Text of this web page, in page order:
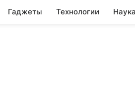
Гаджеты Технологии Наука